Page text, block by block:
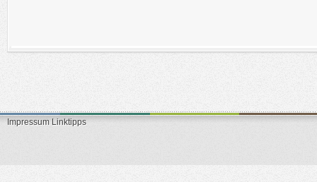
Impressum Linktipps